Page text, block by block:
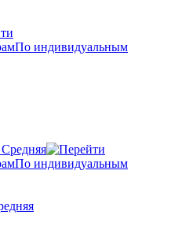
По индивидуальным
По индивидуальным